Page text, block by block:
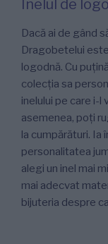
Inelul de
Dacă ai de gând
Dragobetelui
logodnă. Cu
colecția sa
inelului pe care i-l
asemenea, poți
la cumpărături. Ia
personalitatea
alegi un inel mai
mai adecvat
bijuteria despre